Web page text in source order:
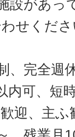
設があっ
せくださ
、完全週
内可、短
迎、主